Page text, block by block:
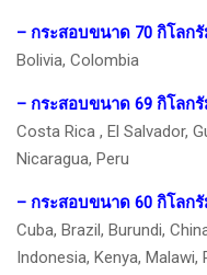
– กระสอบขนาด 70 กิโลก
Bolivia, Colombia
– กระสอบขนาด 69 กิโลก
Costa Rica , El Salvador,
Nicaragua, Peru
– กระสอบขนาด 60 กิโลก
Cuba, Brazil, Burundi,
Indonesia, Kenya, Malawi,